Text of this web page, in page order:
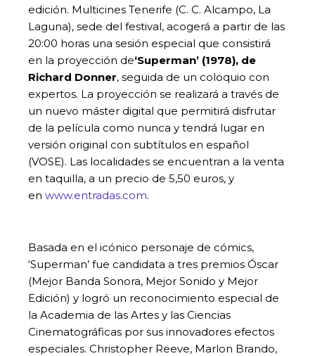
edición. Multicines Tenerife (C. C. Alcampo, La
Laguna), sede del festival, acogerá a partir de las
20:00 horas una sesión especial que consistirá
en la proyección de‘Superman’ (1978), de
Richard Donner, seguida de un coloquio con
expertos. La proyección se realizará a través de
un nuevo máster digital que permitirá disfrutar
de la película como nunca y tendrá lugar en
versión original con subtítulos en español
(VOSE). Las localidades se encuentran a la venta
en taquilla, a un precio de 5,50 euros, y
en www.entradas.com.
Basada en el icónico personaje de cómics,
‘Superman’ fue candidata a tres premios Óscar
(Mejor Banda Sonora, Mejor Sonido y Mejor
Edición) y logró un reconocimiento especial de
la Academia de las Artes y las Ciencias
Cinematográficas por sus innovadores efectos
especiales. Christopher Reeve, Marlon Brando,